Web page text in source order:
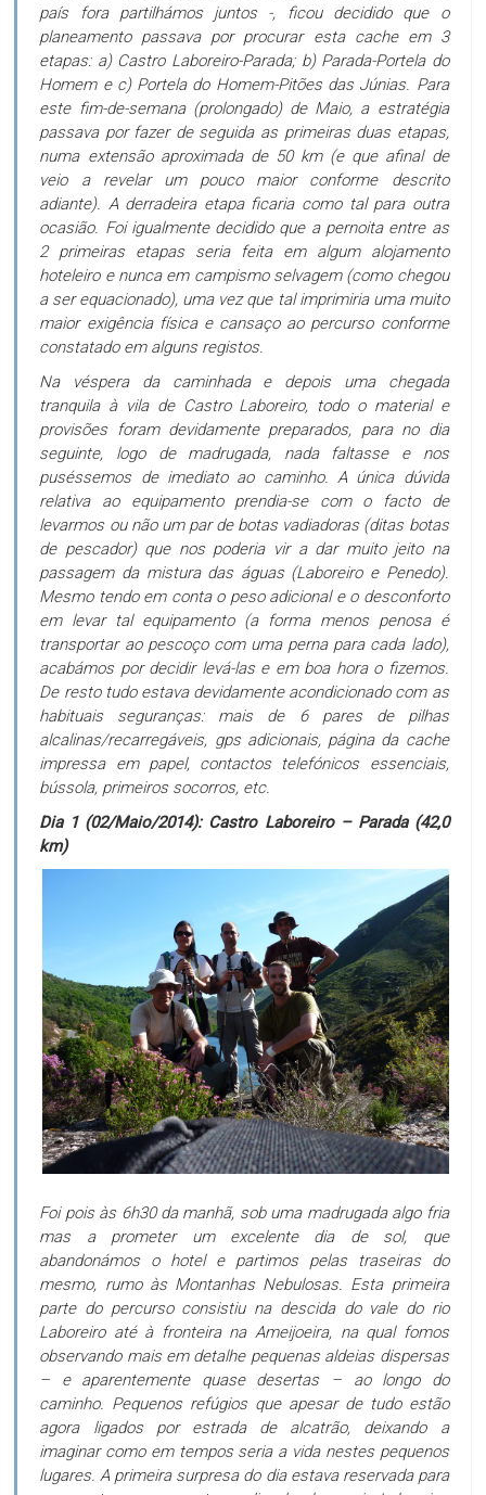
país fora partilhámos juntos -, ficou decidido que o
planeamento passava por procurar esta cache em 3
etapas: a) Castro Laboreiro-Parada; b) Parada-Portela do
Homem e c) Portela do Homem-Pitões das Júnias. Para
este fim-de-semana (prolongado) de Maio, a estratégia
passava por fazer de seguida as primeiras duas etapas,
numa extensão aproximada de 50 km (e que afinal de
veio a revelar um pouco maior conforme descrito
adiante). A derradeira etapa ficaria como tal para outra
ocasião. Foi igualmente decidido que a pernoita entre as
2 primeiras etapas seria feita em algum alojamento
hoteleiro e nunca em campismo selvagem (como chegou
a ser equacionado), uma vez que tal imprimiria uma muito
maior exigência física e cansaço ao percurso conforme
constatado em alguns registos.
Na véspera da caminhada e depois uma chegada
tranquila à vila de Castro Laboreiro, todo o material e
provisões foram devidamente preparados, para no dia
seguinte, logo de madrugada, nada faltasse e nos
puséssemos de imediato ao caminho. A única dúvida
relativa ao equipamento prendia-se com o facto de
levarmos ou não um par de botas vadiadoras (ditas botas
de pescador) que nos poderia vir a dar muito jeito na
passagem da mistura das águas (Laboreiro e Penedo).
Mesmo tendo em conta o peso adicional e o desconforto
em levar tal equipamento (a forma menos penosa é
transportar ao pescoço com uma perna para cada lado),
acabámos por decidir levá-las e em boa hora o fizemos.
De resto tudo estava devidamente acondicionado com as
habituais seguranças: mais de 6 pares de pilhas
alcalinas/recarregáveis, gps adicionais, página da cache
impressa em papel, contactos telefónicos essenciais,
bússola, primeiros socorros, etc.
Dia 1 (02/Maio/2014): Castro Laboreiro – Parada (42,0
km)
Foi pois às 6h30 da manhã, sob uma madrugada algo fria
mas a prometer um excelente dia de sol, que
abandonámos o hotel e partimos pelas traseiras do
mesmo, rumo às Montanhas Nebulosas. Esta primeira
parte do percurso consistiu na descida do vale do rio
Laboreiro até à fronteira na Ameijoeira, na qual fomos
observando mais em detalhe pequenas aldeias dispersas
– e aparentemente quase desertas – ao longo do
caminho. Pequenos refúgios que apesar de tudo estão
agora ligados por estrada de alcatrão, deixando a
imaginar como em tempos seria a vida nestes pequenos
lugares. A primeira surpresa do dia estava reservada para